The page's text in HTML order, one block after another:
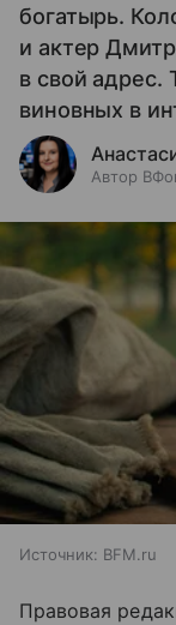
богатырь.
и актер
в свой адрес.
виновных в
Автор
Источник: BFM.ru
Правовая